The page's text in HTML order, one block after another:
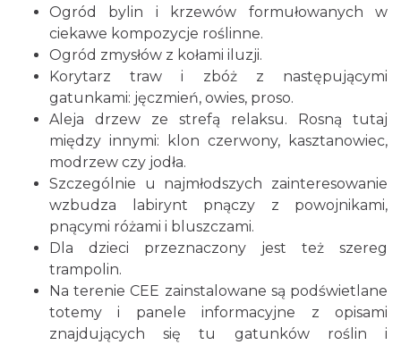
Ogród bylin i krzewów formułowanych w
ciekawe kompozycje roślinne.
Ogród zmysłów z kołami iluzji.
Korytarz traw i zbóż z następującymi
gatunkami: jęczmień, owies, proso.
Aleja drzew ze strefą relaksu. Rosną tutaj
między innymi: klon czerwony, kasztanowiec,
modrzew czy jodła.
Szczególnie u najmłodszych zainteresowanie
wzbudza labirynt pnączy z powojnikami,
pnącymi różami i bluszczami.
Dla dzieci przeznaczony jest też szereg
trampolin.
Na terenie CEE zainstalowane są podświetlane
totemy i panele informacyjne z opisami
znajdujących się tu gatunków roślin i